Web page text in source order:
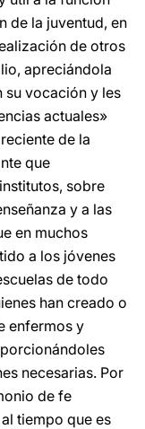
de la juventud, en
de otros
apreciándola
su vocación y les
actuales»
de la
que
sobre
y a las
en muchos
a los jóvenes
de todo
han creado o
enfermos y
necesarias. Por
de fe
tiempo que es